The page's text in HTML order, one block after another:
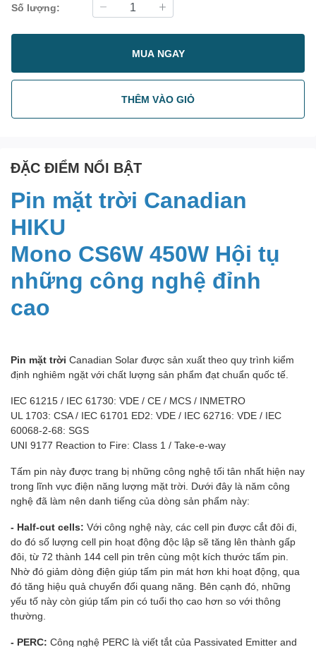
Số lượng:
MUA NGAY
THÊM VÀO GIỎ
ĐẶC ĐIỂM NỔI BẬT
Pin mặt trời Canadian
HIKU
Mono CS6W 450W Hội tụ
những công nghệ đỉnh
cao
Pin mặt trời Canadian Solar được sản xuất theo quy trình kiểm
định nghiêm ngặt với chất lượng sản phẩm đạt chuẩn quốc tế.
IEC 61215 / IEC 61730: VDE / CE / MCS / INMETRO
UL 1703: CSA / IEC 61701 ED2: VDE / IEC 62716: VDE / IEC
60068-2-68: SGS
UNI 9177 Reaction to Fire: Class 1 / Take-e-way
Tấm pin này được trang bị những công nghệ tối tân nhất hiện nay
trong lĩnh vực điện năng lượng mặt trời. Dưới đây là năm công
nghệ đã làm nên danh tiếng của dòng sản phẩm này:
- Half-cut cells: Với công nghệ này, các cell pin được cắt đôi đi,
do đó số lượng cell pin hoạt động độc lập sẽ tăng lên thành gấp
đôi, từ 72 thành 144 cell pin trên cùng một kích thước tấm pin.
Nhờ đó giảm dòng điện giúp tấm pin mát hơn khi hoạt động, qua
đó tăng hiệu quả chuyển đổi quang năng. Bên cạnh đó, những
yếu tố này còn giúp tấm pin có tuổi thọ cao hơn so với thông
thường.
- PERC: Công nghệ PERC là viết tắt của Passivated Emitter and